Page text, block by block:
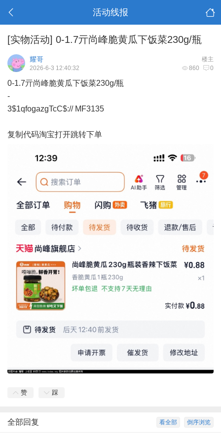
活动线报
[实物活动] 0-1.7亓尚峰脆黄瓜下饭菜230g/瓶
楼主
耀哥
860 0
2026-6-3 12:40:32
0-1.7亓尚峰脆黄瓜下饭菜230g/瓶
-
3$1qfogazgTcC$:// MF3135
复制代码淘宝打开跳转下单
赞 踩
倒序浏览
看全部
全部回复